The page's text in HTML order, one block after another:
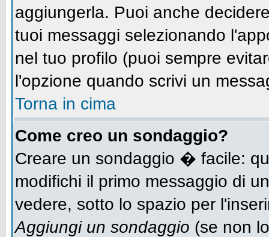
aggiungerla. Puoi anche
tuoi messaggi selezionando
nel tuo profilo (puoi sempre
l'opzione quando scrivi un
Torna in cima
Come creo un sondaggio?
Creare un sondaggio � facile:
modifichi il primo messaggio di
vedere, sotto lo spazio per
Aggiungi un sondaggio (se non